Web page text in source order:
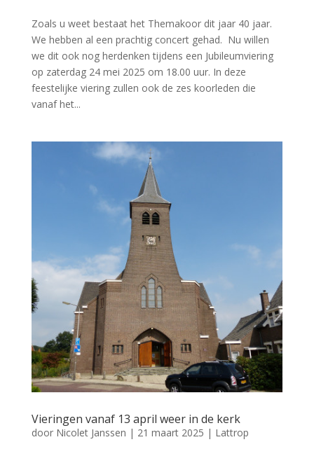
Zoals u weet bestaat het Themakoor dit jaar 40 jaar.
We hebben al een prachtig concert gehad. Nu willen
we dit ook nog herdenken tijdens een Jubileumviering
op zaterdag 24 mei 2025 om 18.00 uur. In deze
feestelijke viering zullen ook de zes koorleden die
vanaf het...
Vieringen vanaf 13 april weer in de kerk
door Nicolet Janssen | 21 maart 2025 | Lattrop